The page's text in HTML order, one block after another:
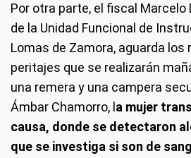
Por otra parte, el fiscal Marcelo
de la Unidad Funcional de
Lomas de Zamora, aguarda los
peritajes que se realizarán
una remera y una campera
Ámbar Chamorro, l a mujer
causa, donde se detectaron
que se investiga si son de